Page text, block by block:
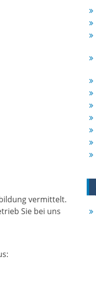
vermittelt.
Sie bei uns